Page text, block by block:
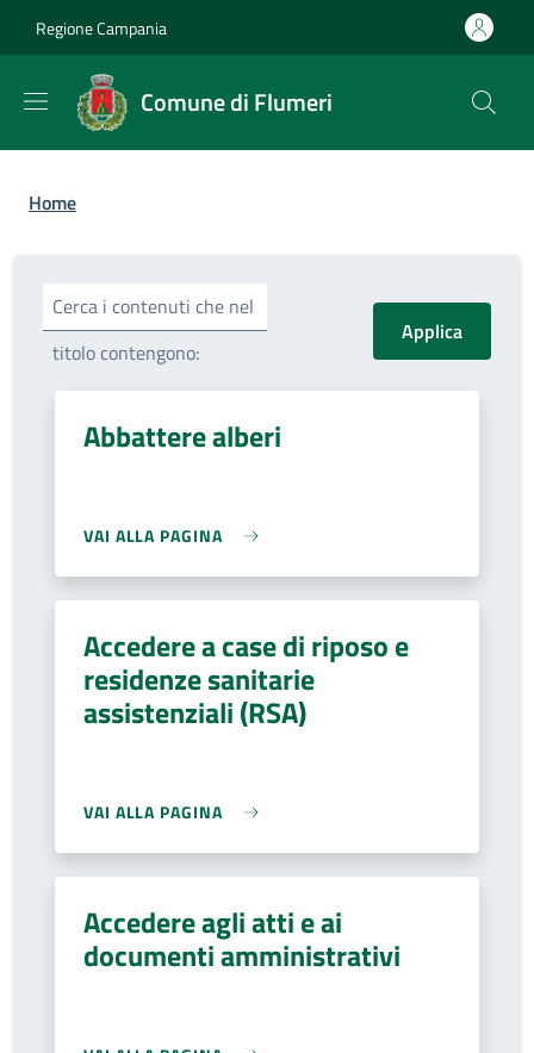
Regione Campania
Comune di Flumeri
Briciole di pane
Home
Cerca i contenuti che nel
titolo contengono:
Abbattere alberi
VAI ALLA PAGINA
Accedere a case di riposo e
residenze sanitarie
assistenziali (RSA)
VAI ALLA PAGINA
Accedere agli atti e ai
documenti amministrativi